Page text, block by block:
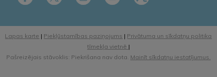
Lapas karte | Piekļūstamības paziņojums | Privātuma un sīkdatņu politika
tīmekļa vietnē |
Pašreizējais stāvoklis: Piekrišana nav dota. Mainīt sīkdatņu iestatījumus.